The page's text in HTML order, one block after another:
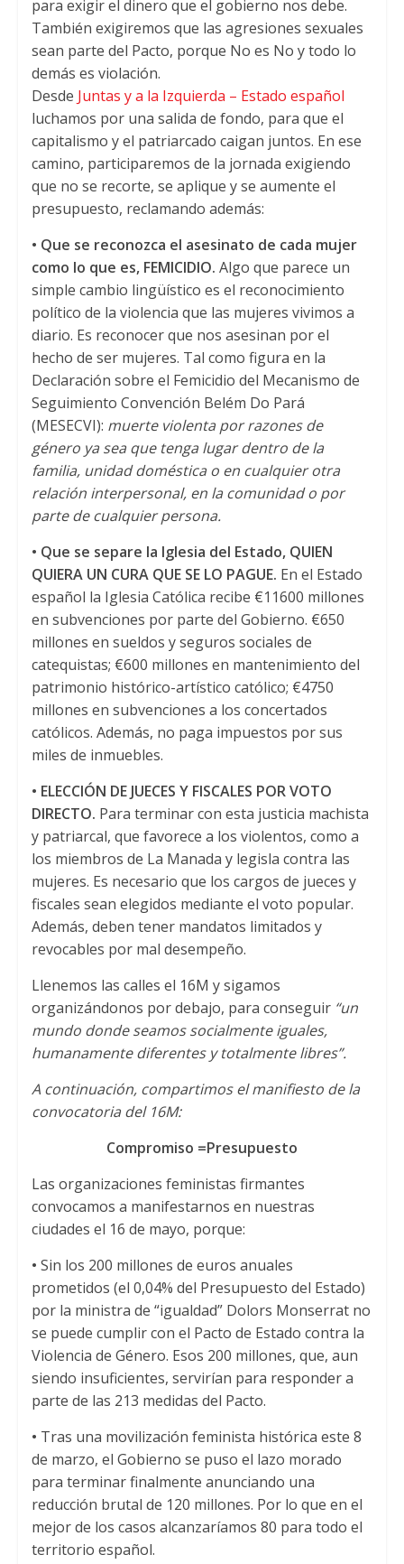
para exigir el dinero que el gobierno nos debe.
También exigiremos que las agresiones sexuales
sean parte del Pacto, porque No es No y todo lo
demás es violación.
Desde Juntas y a la Izquierda – Estado español
luchamos por una salida de fondo, para que el
capitalismo y el patriarcado caigan juntos. En ese
camino, participaremos de la jornada exigiendo
que no se recorte, se aplique y se aumente el
presupuesto, reclamando además:
• Que se reconozca el asesinato de cada mujer
como lo que es, FEMICIDIO. Algo que parece un
simple cambio lingüístico es el reconocimiento
político de la violencia que las mujeres vivimos a
diario. Es reconocer que nos asesinan por el
hecho de ser mujeres. Tal como figura en la
Declaración sobre el Femicidio del Mecanismo de
Seguimiento Convención Belém Do Pará
(MESECVI): muerte violenta por razones de
género ya sea que tenga lugar dentro de la
familia, unidad doméstica o en cualquier otra
relación interpersonal, en la comunidad o por
parte de cualquier persona.
• Que se separe la Iglesia del Estado, QUIEN
QUIERA UN CURA QUE SE LO PAGUE. En el Estado
español la Iglesia Católica recibe €11600 millones
en subvenciones por parte del Gobierno. €650
millones en sueldos y seguros sociales de
catequistas; €600 millones en mantenimiento del
patrimonio histórico-artístico católico; €4750
millones en subvenciones a los concertados
católicos. Además, no paga impuestos por sus
miles de inmuebles.
• ELECCIÓN DE JUECES Y FISCALES POR VOTO
DIRECTO. Para terminar con esta justicia machista
y patriarcal, que favorece a los violentos, como a
los miembros de La Manada y legisla contra las
mujeres. Es necesario que los cargos de jueces y
fiscales sean elegidos mediante el voto popular.
Además, deben tener mandatos limitados y
revocables por mal desempeño.
Llenemos las calles el 16M y sigamos
organizándonos por debajo, para conseguir“un
mundo donde seamos socialmente iguales,
humanamente diferentes y totalmente libres”.
A continuación, compartimos el manifiesto de la
convocatoria del 16M:
Compromiso =Presupuesto
Las organizaciones feministas firmantes
convocamos a manifestarnos en nuestras
ciudades el 16 de mayo, porque:
• Sin los 200 millones de euros anuales
prometidos (el 0,04% del Presupuesto del Estado)
por la ministra de “igualdad” Dolors Monserrat no
se puede cumplir con el Pacto de Estado contra la
Violencia de Género. Esos 200 millones, que, aun
siendo insuficientes, servirían para responder a
parte de las 213 medidas del Pacto.
• Tras una movilización feminista histórica este 8
de marzo, el Gobierno se puso el lazo morado
para terminar finalmente anunciando una
reducción brutal de 120 millones. Por lo que en el
mejor de los casos alcanzaríamos 80 para todo el
territorio español.